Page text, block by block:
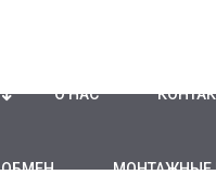
О НАС
ОБМЕН МОНТАЖНЫЕ